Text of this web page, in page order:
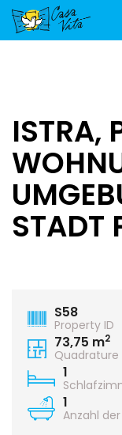
ISTRA,
STADT
S58
Property ID
73,75 m2
Quadrature
1
1
Anzahl